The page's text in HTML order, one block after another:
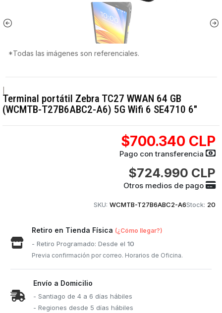
*Todas las imágenes son referenciales.
Terminal portátil Zebra TC27 WWAN 64 GB
(WCMTB-T27B6ABC2-A6) 5G Wifi 6 SE4710 6"
$700.340 CLP
Pago con transferencia
$724.990 CLP
Otros medios de pago
SKU: WCMTB-T27B6ABC2-A6Stock: 20
Retiro en Tienda Física (¿Cómo llegar?)
- Retiro Programado: Desde el10
Previa confirmación por correo. Horarios de Oficina.
Envío a Domicilio
- Santiago de 4 a 6 días hábiles
- Regiones desde 5 días hábiles